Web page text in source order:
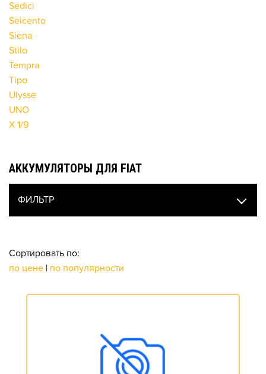
Sedici
Seicento
Siena
Stilo
Tempra
Tipo
Ulysse
UNO
X 1/9
АККУМУЛЯТОРЫ ДЛЯ FIAT
ФИЛЬТР
Сортировать по:
по цене | по популярности